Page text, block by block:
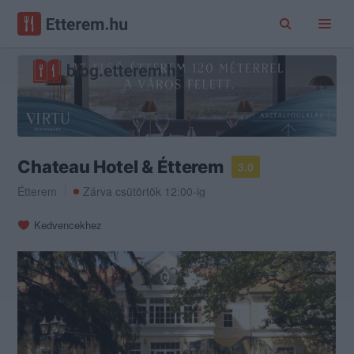
Chateau Hotel & Étterem
3.0
Étterem
Zárva csütörtök 12:00-ig
Kedvencekhez